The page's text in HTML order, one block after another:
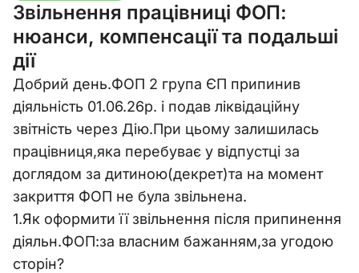
Звільнення працівниці ФОП:
нюанси, компенсації та подальші
дії
Добрий день.ФОП 2 група ЄП припинив
діяльність 01.06.26р. і подав ліквідаційну
звітність через Дію.При цьому залишилась
працівниця,яка перебуває у відпустці за
доглядом за дитиною(декрет)та на момент
закриття ФОП не була звільнена.
1.Як оформити її звільнення після припинення
діяльн.ФОП:за власним бажанням,за угодою
сторін?